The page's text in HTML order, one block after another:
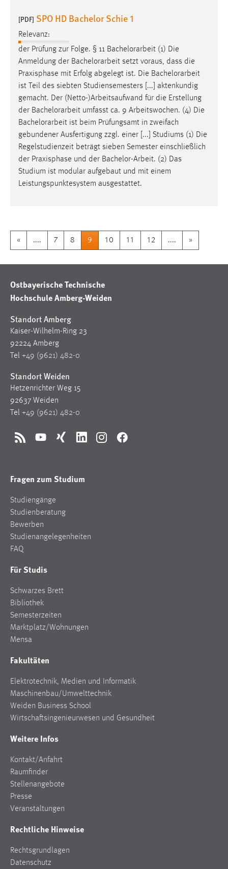
[PDF] SPO HD Bachelor Schie 1
Relevanz:
der Prüfung zur Folge. § 11 Bachelorarbeit (1) Die
Anmeldung der Bachelorarbeit setzt voraus, dass die
Praxisphase mit Erfolg abgelegt ist. Die Bachelorarbeit
ist Teil des siebten Studiensemesters [...] aktenkundig
gemacht. Der (Netto-)Arbeitsaufwand für die Erstellung
der Bachelorarbeit umfasst ca. 9 Arbeitswochen. (4) Die
Bachelorarbeit ist beim Prüfungsamt in zweifach
gebundener Ausfertigung zzgl. einer [...] Studiums (1) Die
Regelstudienzeit beträgt sieben Semester einschließlich
der Praxisphase und der Bachelor-Arbeit. (2) Das
Studium ist modular aufgebaut und mit einem
Leistungspunktesystem ausgestattet.
« .... 7 8 9 10 11 12 .... »
Ostbayerische Technische
Hochschule Amberg-Weiden
Standort Amberg
Kaiser-Wilhelm-Ring 23
92224 Amberg
Tel +49 (9621) 482-0
Standort Weiden
Hetzenrichter Weg 15
92637 Weiden
Tel +49 (9621) 482-0
RSS YouTubeXing LinkedInInstagramFacebook
Fragen zum Studium
Studiengänge
Studienberatung
Bewerben
Studienangelegenheiten
FAQ
Für Studis
Schwarzes Brett
Bibliothek
Semesterzeiten
Marktplatz/Wohnungen
Mensa
Fakultäten
Elektrotechnik, Medien und Informatik
Maschinenbau/Umwelttechnik
Weiden Business School
Wirtschaftsingenieurwesen und Gesundheit
Weitere Infos
Kontakt/Anfahrt
Raumfinder
Stellenangebote
Presse
Veranstaltungen
Rechtliche Hinweise
Rechtsgrundlagen
Datenschutz